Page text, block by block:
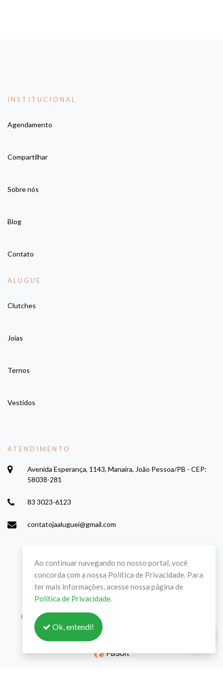
INSTITUCIONAL
Agendamento
Compartilhar
Sobre nós
Blog
Contato
ALUGUE
Clutches
Joias
Ternos
Vestidos
ATENDIMENTO
Avenida Esperança, 1143, Manaíra, João Pessoa/PB - CEP:
58038-281
83 3023-6123
contatojaaluguei@gmail.com
Copyright © 2022-2026 Já Aluguei. Todos os direitos
reservados.
Ao continuar navegando no nosso portal, você
concorda com a nossa Política de Privacidade. Para
ter mais informações, acesse nossa página de
Política de Privacidade.
Ok, entendi!